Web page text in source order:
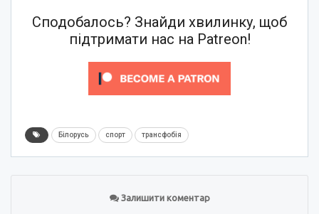
Сподобалось? Знайди хвилинку, щоб
підтримати нас на Patreon!
Білорусь спорт трансфобія
Залишити коментар